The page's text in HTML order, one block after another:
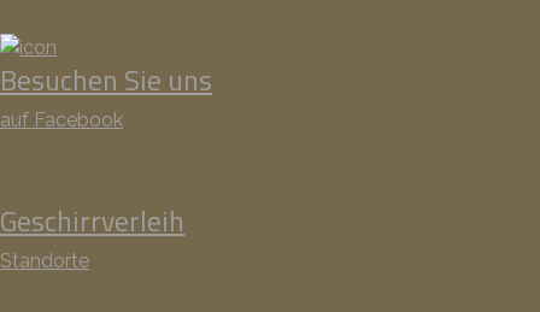
Besuchen Sie uns
auf Facebook
Geschirrverleih
Standorte